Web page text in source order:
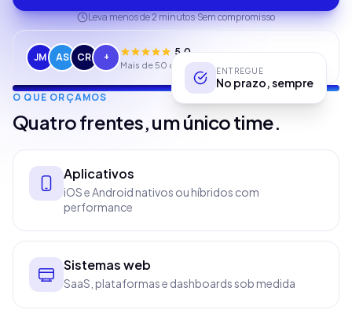
Leva menos de 2 minutos·Sem compromisso
JM AS CR + 5,0
Mais de 50 clientes atendidos
app.tsx
"Pilarcode",
stack:"Next +
Supabase",
PERFORMANCE
ENTREGUE
No prazo, sempre
O QUE ORÇAMOS
Quatro frentes, um único time.
Aplicativos
iOS e Android nativos ou híbridos com
performance
Sistemas web
SaaS, plataformas e dashboards sob medida